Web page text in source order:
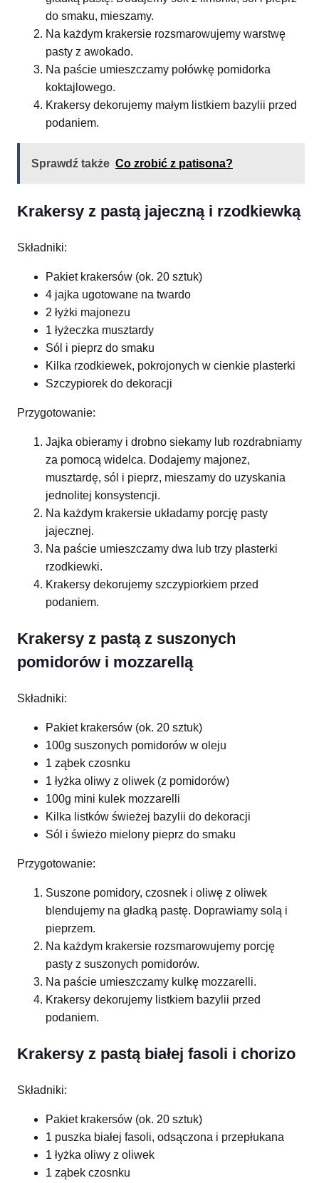
do smaku, mieszamy.
Na każdym krakersie rozsmarowujemy warstwę
pasty z awokado.
Na paście umieszczamy połówkę pomidorka
koktajlowego.
Krakersy dekorujemy małym listkiem bazylii przed
podaniem.
Sprawdź także Co zrobić z patisona?
Krakersy z pastą jajeczną i rzodkiewką
Składniki:
Pakiet krakersów (ok. 20 sztuk)
4 jajka ugotowane na twardo
2 łyżki majonezu
1 łyżeczka musztardy
Sól i pieprz do smaku
Kilka rzodkiewek, pokrojonych w cienkie plasterki
Szczypiorek do dekoracji
Przygotowanie:
Jajka obieramy i drobno siekamy lub rozdrabniamy
za pomocą widelca. Dodajemy majonez,
musztardę, sól i pieprz, mieszamy do uzyskania
jednolitej konsystencji.
Na każdym krakersie układamy porcję pasty
jajecznej.
Na paście umieszczamy dwa lub trzy plasterki
rzodkiewki.
Krakersy dekorujemy szczypiorkiem przed
podaniem.
Krakersy z pastą z suszonych
pomidorów i mozzarellą
Składniki:
Pakiet krakersów (ok. 20 sztuk)
100g suszonych pomidorów w oleju
1 ząbek czosnku
1 łyżka oliwy z oliwek (z pomidorów)
100g mini kulek mozzarelli
Kilka listków świeżej bazylii do dekoracji
Sól i świeżo mielony pieprz do smaku
Przygotowanie:
Suszone pomidory, czosnek i oliwę z oliwek
blendujemy na gładką pastę. Doprawiamy solą i
pieprzem.
Na każdym krakersie rozsmarowujemy porcję
pasty z suszonych pomidorów.
Na paście umieszczamy kulkę mozzarelli.
Krakersy dekorujemy listkiem bazylii przed
podaniem.
Krakersy z pastą białej fasoli i chorizo
Składniki:
Pakiet krakersów (ok. 20 sztuk)
1 puszka białej fasoli, odsączona i przepłukana
1 łyżka oliwy z oliwek
1 ząbek czosnku